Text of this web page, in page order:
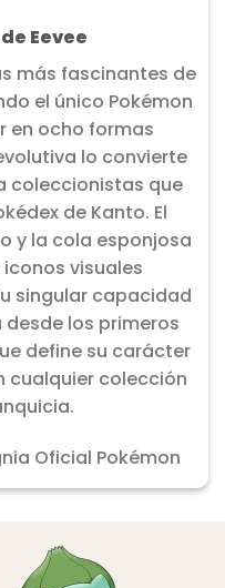
Eevee
más fascinantes de
el único Pokémon
en ocho formas
lo convierte
coleccionistas que
de Kanto. El
y la cola esponjosa
visuales
singular capacidad
los primeros
define su carácter
cualquier colección
Oficial Pokémon